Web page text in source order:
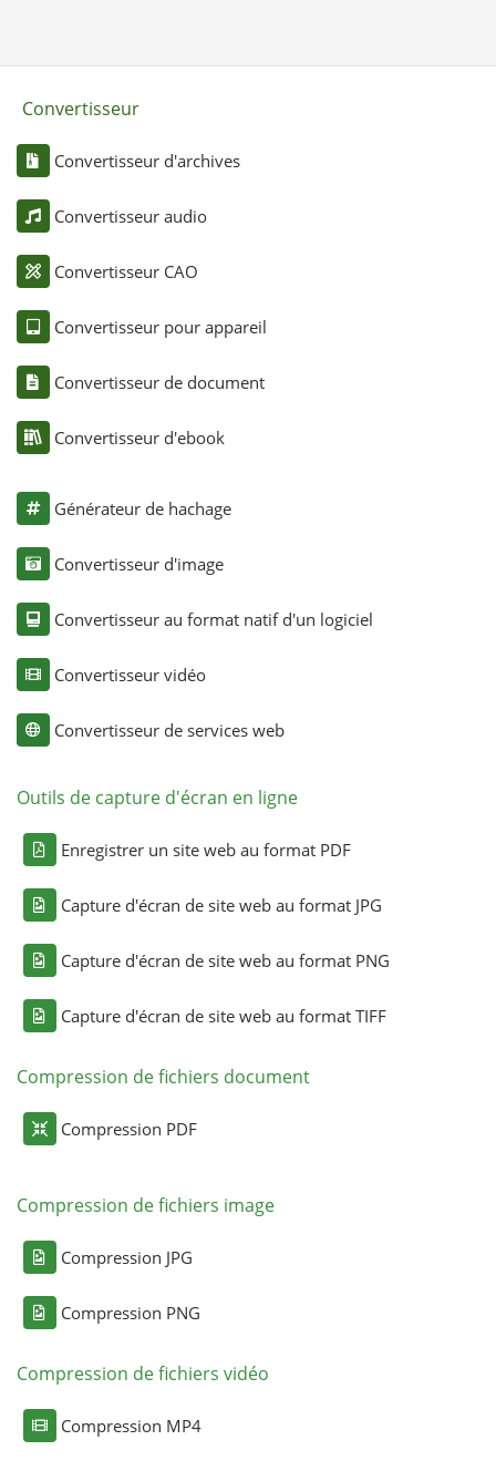
Convertisseur
Convertisseur d'archives
Convertisseur audio
Convertisseur CAO
Convertisseur pour appareil
Convertisseur de document
Convertisseur d'ebook
Générateur de hachage
Convertisseur d'image
Convertisseur au format natif d'un logiciel
Convertisseur vidéo
Convertisseur de services web
Outils de capture d'écran en ligne
Enregistrer un site web au format PDF
Capture d'écran de site web au format JPG
Capture d'écran de site web au format PNG
Capture d'écran de site web au format TIFF
Compression de fichiers document
Compression PDF
Compression de fichiers image
Compression JPG
Compression PNG
Compression de fichiers vidéo
Compression MP4